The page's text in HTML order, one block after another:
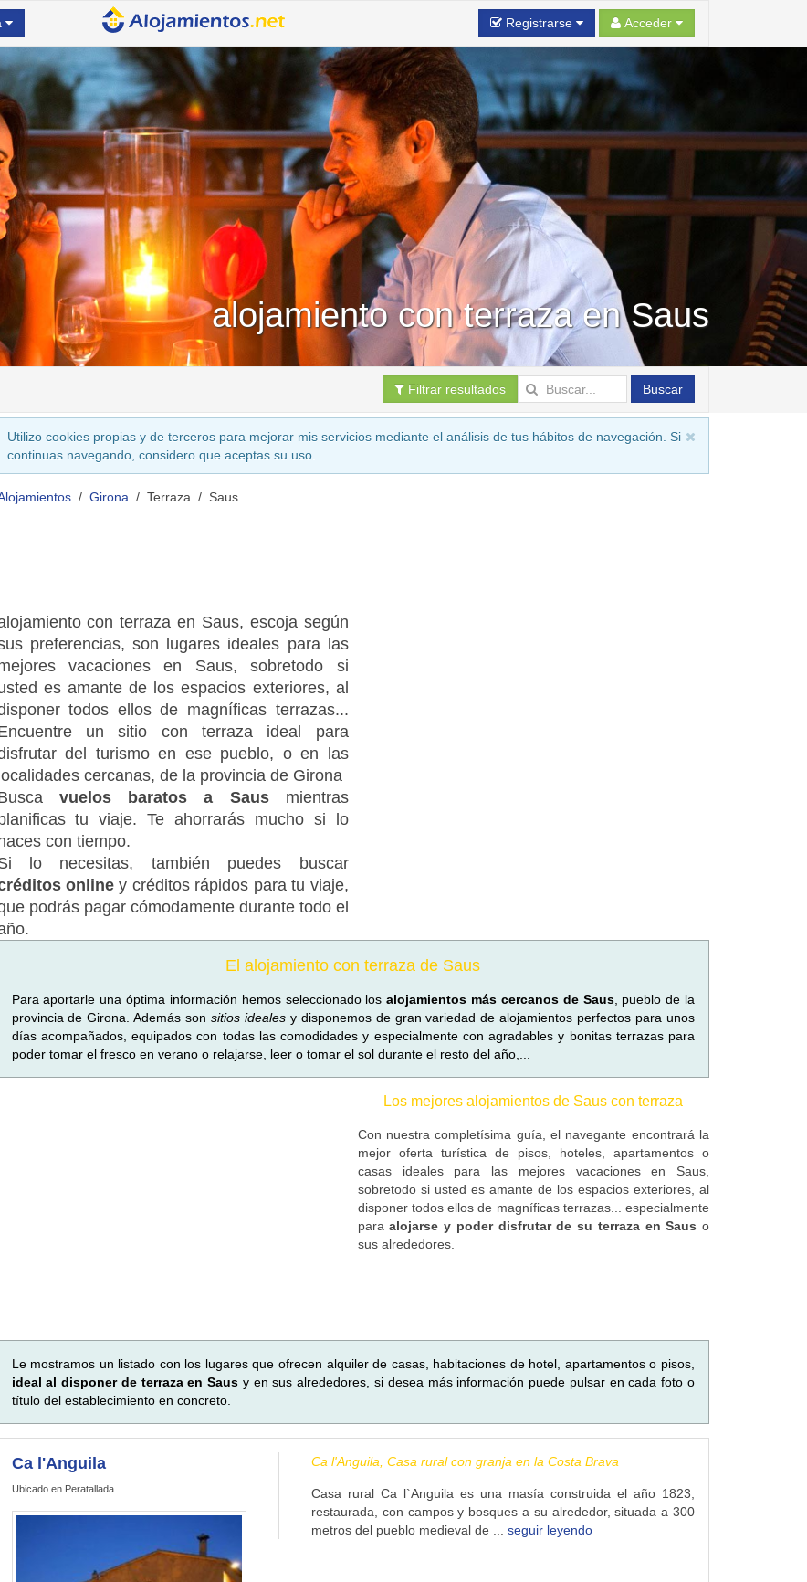
Registrarse Acceder
alojamiento con terraza en Saus
Filtrar resultados Buscar
Utilizo cookies propias y de terceros para mejorar mis servicios mediante el análisis de tus hábitos de navegación. Si
continuas navegando, considero que aceptas su uso.
Girona Terraza Saus
con terraza en Saus, escoja según
preferencias, son lugares ideales para las
vacaciones en Saus, sobretodo si
es amante de los espacios exteriores, al
todos ellos de magníficas terrazas...
un sitio con terraza ideal para
del turismo en ese pueblo, o en las
localidades cercanas, de la provincia de Girona
vuelos baratos a Sausmientras
tu viaje. Te ahorrarás mucho si lo
haces con tiempo.
lo necesitas, también puedes buscar
onliney créditos rápidos para tu viaje,
podrás pagar cómodamente durante todo el
El alojamiento con terraza de Saus
Para aportarle una óptima información hemos seleccionado losalojamientos más cercanos de Saus, pueblo de la
provincia de Girona. Además sonsitios ideales y disponemos de gran variedad de alojamientos perfectos para unos
días acompañados, equipados con todas las comodidades y especialmente con agradables y bonitas terrazas para
poder tomar el fresco en verano o relajarse, leer o tomar el sol durante el resto del año,...
Los mejores alojamientos de Saus con terraza
Con nuestra completísima guía, el navegante encontrará la
mejor oferta turística de pisos, hoteles, apartamentos o
casas ideales para las mejores vacaciones en Saus,
sobretodo si usted es amante de los espacios exteriores, al
disponer todos ellos de magníficas terrazas... especialmente
paraalojarse y poder disfrutar de su terraza en Saus o
sus alrededores.
Le mostramos un listado con los lugares que ofrecen alquiler de casas, habitaciones de hotel, apartamentos o pisos,
ideal al disponer de terraza en Saus y en sus alrededores, si desea más información puede pulsar en cada foto o
título del establecimiento en concreto.
Ca l'Anguila
Ubicado en Peratallada
Ca l'Anguila, Casa rural con granja en la Costa Brava
Casa rural Ca l`Anguila es una masía construida el año 1823,
restaurada, con campos y bosques a su alrededor, situada a 300
metros del pueblo medieval de ... seguir leyendo